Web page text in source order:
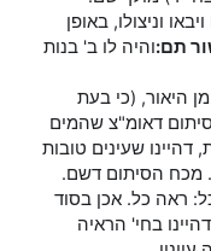
וניצולו, באופן
תם:והיה לו ב' בנות
היאור, (כי בעת
דאומ"צ שהמים
דהיינו שעינים טובות
מכח הסיתום דשם.
ראה כל. אכן בסוד
דהיינו בחי' הראיה